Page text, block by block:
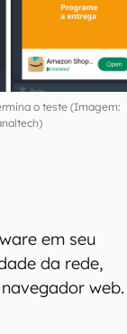
o teste (Imagem:
em seu
da rede,
web.